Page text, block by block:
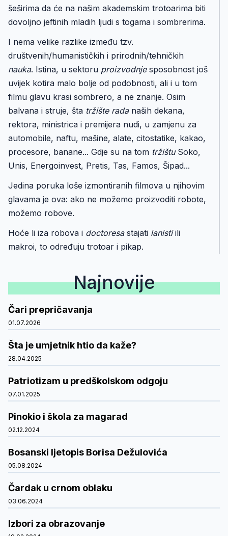
šeširima da će na našim akademskim trotoarima biti
dovoljno jeftinih mladih ljudi s togama i sombrerima.
I nema velike razlike između tzv.
društvenih/humanističkih i prirodnih/tehničkih
nauka. Istina, u sektoru proizvodnjesposobnost još
uvijek kotira malo bolje od podobnosti, ali i u tom
filmu glavu krasi sombrero, a ne znanje. Osim
balvana i struje, šta tržište radanaših dekana,
rektora, ministrica i premijera nudi, u zamjenu za
automobile, naftu, mašine, alate, citostatike, kakao,
procesore, banane... Gdje su na tom tržištuSoko,
Unis, Energoinvest, Pretis, Tas, Famos, Šipad...
Jedina poruka loše izmontiranih filmova u njihovim
glavama je ova: ako ne možemo proizvoditi robote,
možemo robove.
Hoće li iza robova i doctoresastajati lanistiili
makroi, to određuju trotoar i pikap.
Najnovije
Čari prepričavanja
01.07.2026
Šta je umjetnik htio da kaže?
28.04.2025
Patriotizam u predškolskom odgoju
07.01.2025
Pinokio i škola za magarad
02.12.2024
Bosanski ljetopis Borisa Dežulovića
05.08.2024
Čardak u crnom oblaku
03.06.2024
Izbori za obrazovanje